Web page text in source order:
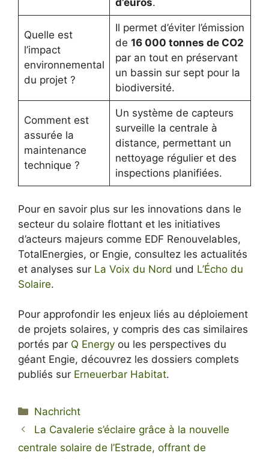
d’euros.
Quelle est
l’impact
environnemental
du projet ?
Il permet d’éviter l’émission
de 16 000 tonnes de CO2
par an tout en préservant
un bassin sur sept pour la
biodiversité.
Comment est
assurée la
maintenance
technique ?
Un système de capteurs
surveille la centrale à
distance, permettant un
nettoyage régulier et des
inspections planifiées.
Pour en savoir plus sur les innovations dans le
secteur du solaire flottant et les initiatives
d’acteurs majeurs comme EDF Renouvelables,
TotalEnergies, or Engie, consultez les actualités
et analyses sur La Voix du Nord und L’Écho du
Solaire.
Pour approfondir les enjeux liés au déploiement
de projets solaires, y compris des cas similaires
portés par Q Energy ou les perspectives du
géant Engie, découvrez les dossiers complets
publiés sur Erneuerbar Habitat.
Kategorien
Nachricht
La Cavalerie s’éclaire grâce à la nouvelle
centrale solaire de l’Estrade, offrant de